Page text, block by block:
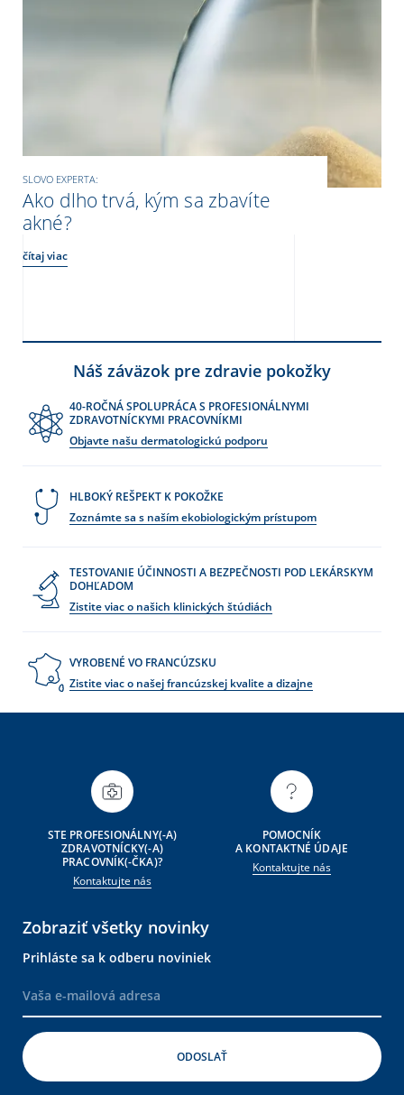
SLOVO EXPERTA:
Ako dlho trvá, kým sa zbavíte
akné?
čítaj viac
Náš záväzok pre zdravie pokožky
40-ROČNÁ SPOLUPRÁCA S PROFESIONÁLNYMI
ZDRAVOTNÍCKYMI PRACOVNÍKMI
Objavte našu dermatologickú podporu
HLBOKÝ REŠPEKT K POKOŽKE
Zoznámte sa s naším ekobiologickým prístupom
TESTOVANIE ÚČINNOSTI A BEZPEČNOSTI POD LEKÁRSKYM
DOHĽADOM
Zistite viac o našich klinických štúdiách
VYROBENÉ VO FRANCÚZSKU
Zistite viac o našej francúzskej kvalite a dizajne
STE PROFESIONÁLNY(-A)
ZDRAVOTNÍCKY(-A)
PRACOVNÍK(-ČKA)?
Kontaktujte nás
POMOCNÍK
A KONTAKTNÉ ÚDAJE
Kontaktujte nás
Zobraziť všetky novinky
Prihláste sa k odberu noviniek